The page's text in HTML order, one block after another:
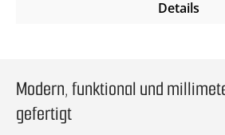
Details
Modern, funktional und
gefertigt